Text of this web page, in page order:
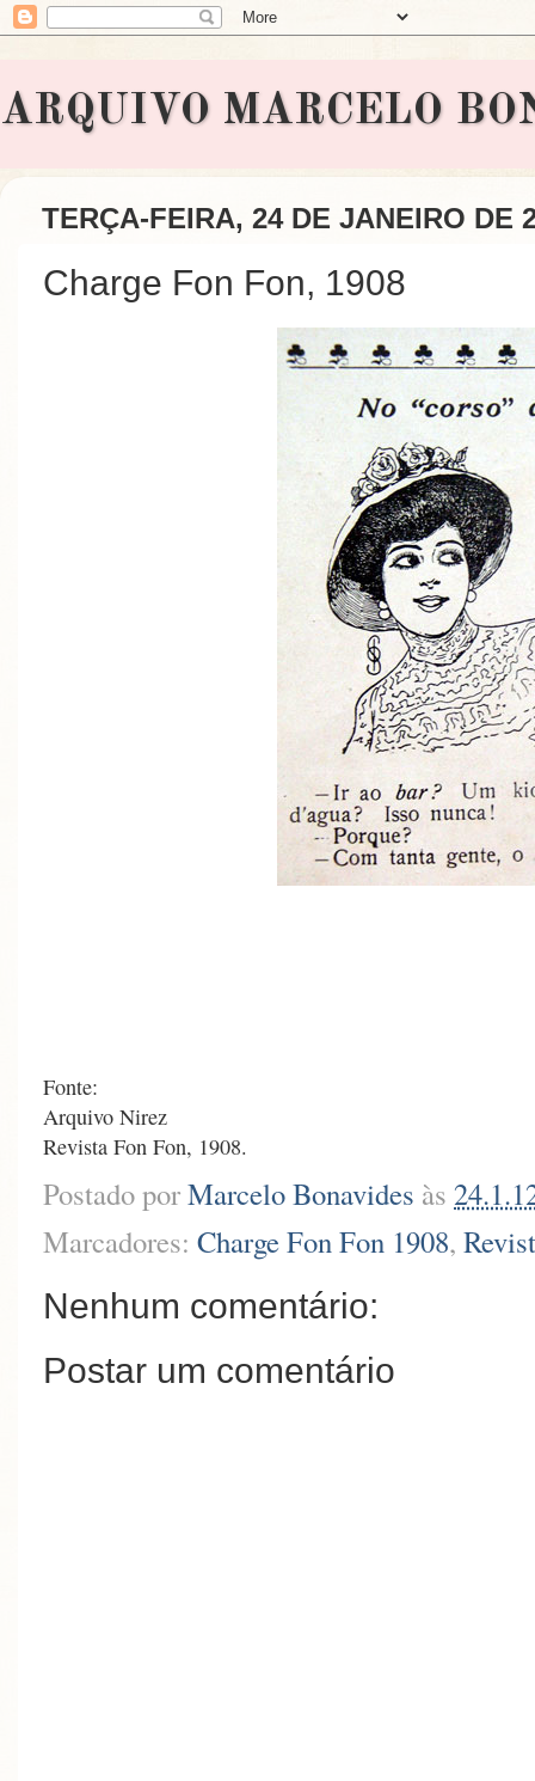
ARQUIVO MARCELO
TERÇA-FEIRA, 24 DE JANEIRO DE
Charge Fon Fon, 1908
Fonte:
Arquivo Nirez
Revista Fon Fon, 1908.
Postado porMarcelo Bonavides às
Marcadores: Charge Fon Fon 1908,
Nenhum comentário:
Postar um comentário